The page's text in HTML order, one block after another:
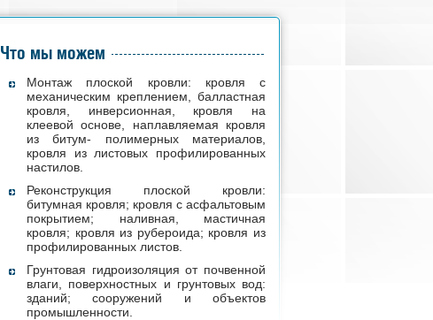
Что мы можем
Монтаж плоской кровли: кровля с
механическим креплением, балластная
кровля, инверсионная, кровля на
клеевой основе, наплавляемая кровля
из битум- полимерных материалов,
кровля из листовых профилированных
настилов.
Реконструкция плоской кровли:
битумная кровля; кровля с асфальтовым
покрытием; наливная, мастичная
кровля; кровля из рубероида; кровля из
профилированных листов.
Грунтовая гидроизоляция от почвенной
влаги, поверхностных и грунтовых вод:
зданий; сооружений и объектов
промышленности.